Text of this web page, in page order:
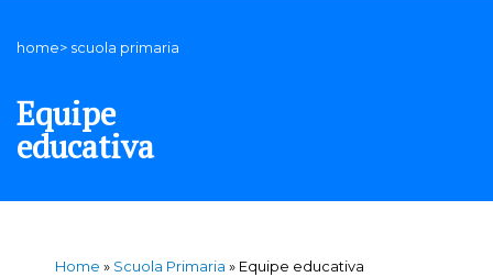
home> scuola primaria
Equipe
educativa
Home » Scuola Primaria » Equipe educativa